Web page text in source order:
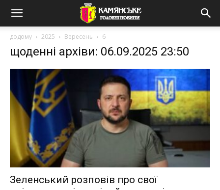
додому 2025 Вересень 6
щоденні архіви: 06.09.2025 23:50
Зеленський розповів про свої